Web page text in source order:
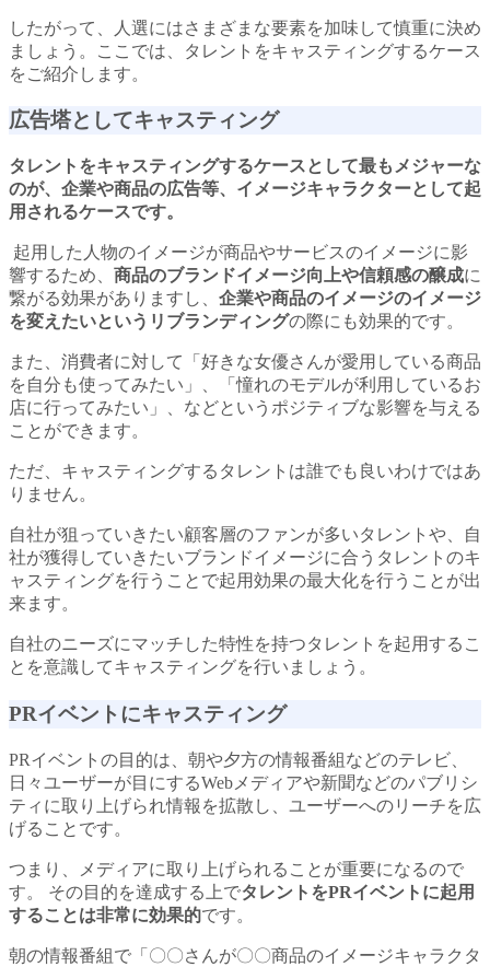
したがって、人選にはさまざまな要素を加味して慎重に決め
ましょう。ここでは、タレントをキャスティングするケース
をご紹介します。
広告塔としてキャスティング
タレントをキャスティングするケースとして最もメジャーな
のが、 企業や商品の広告等、イメージキャラクターとして起
用されるケースです。
起用した人物のイメージが商品やサービスのイメージに影
響するため、 商品のブランドイメージ向上や信頼感の醸成に
繋がる効果がありますし、 企業や商品のイメージのイメージ
を変えたいというリブランディングの際にも効果的です。
また、消費者に対して「好きな女優さんが愛用している商品
を自分も使ってみたい」、「憧れのモデルが利用しているお
店に行ってみたい」、などというポジティブな影響を与える
ことができます。
ただ、キャスティングするタレントは誰でも良いわけではあ
りません。
自社が狙っていきたい顧客層のファンが多いタレントや、自
社が獲得していきたいブランドイメージに合うタレントのキ
ャスティングを行うことで起用効果の最大化を行うことが出
来ます。
自社のニーズにマッチした特性を持つタレントを起用するこ
とを意識してキャスティングを行いましょう。
PRイベントにキャスティング
PRイベントの目的は、朝や夕方の情報番組などのテレビ、
日々ユーザーが目にするWebメディアや新聞などのパブリシ
ティに取り上げられ情報を拡散し、ユーザーへのリーチを広
げることです。
つまり、メディアに取り上げられることが重要になるので
す。 その目的を達成する上でタレントをPRイベントに起用
することは非常に効果的です。
朝の情報番組で「〇〇さんが〇〇商品のイメージキャラクタ